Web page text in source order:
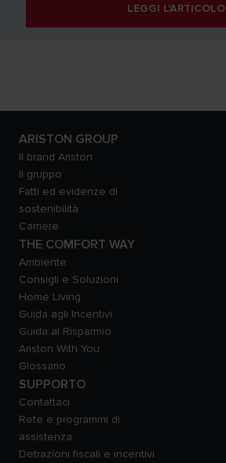
LEGGI L'ARTICOLO
ARISTON GROUP
Il brand Ariston
Il gruppo
Fatti ed evidenze di
sostenibilità
Carriere
THE COMFORT WAY
Ambiente
Consigli e Soluzioni
Home Living
Guida agli Incentivi
Guida al Risparmio
Ariston With You
Glossario
SUPPORTO
Contattaci
Rete e programmi di
assistenza
Detrazioni fiscali e incentivi